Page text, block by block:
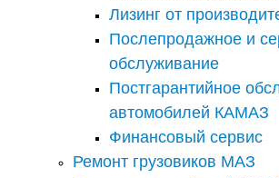
Лизинг от
Послепродажное и
обслуживание
Постгарантийное
автомобилей КАМАЗ
Финансовый сервис
Ремонт грузовиков МАЗ